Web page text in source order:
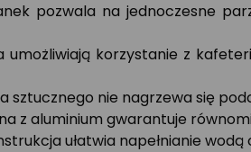
pozwala na jednoczesne
umożliwiają korzystanie z
sztucznego nie nagrzewa się
z aluminium gwarantuje
ułatwia napełnianie